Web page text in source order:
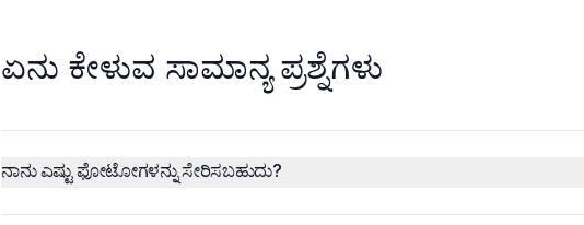
ಏನು ಕೇಳುವ ಸಾಮಾನ್ಯ ಪ್ರಶ್ನೆಗಳು
ನಾನು ಎಷ್ಟು ಫೋಟೋಗಳನ್ನು ಸೇರಿಸಬಹುದು?